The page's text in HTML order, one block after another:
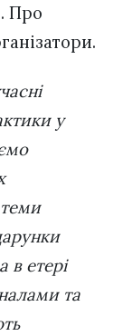
Про
у
теми
в етері
та